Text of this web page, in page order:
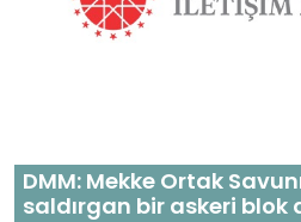
DMM: Mekke Ortak
saldırgan bir askeri blok